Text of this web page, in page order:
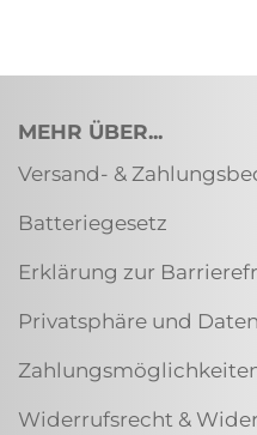
MEHR ÜBER...
Versand- &
Batteriegesetz
Erklärung zur
Privatsphäre und
Widerrufsrecht &